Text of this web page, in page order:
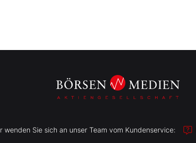
wenden Sie sich an unser Team vom Kundenservice: